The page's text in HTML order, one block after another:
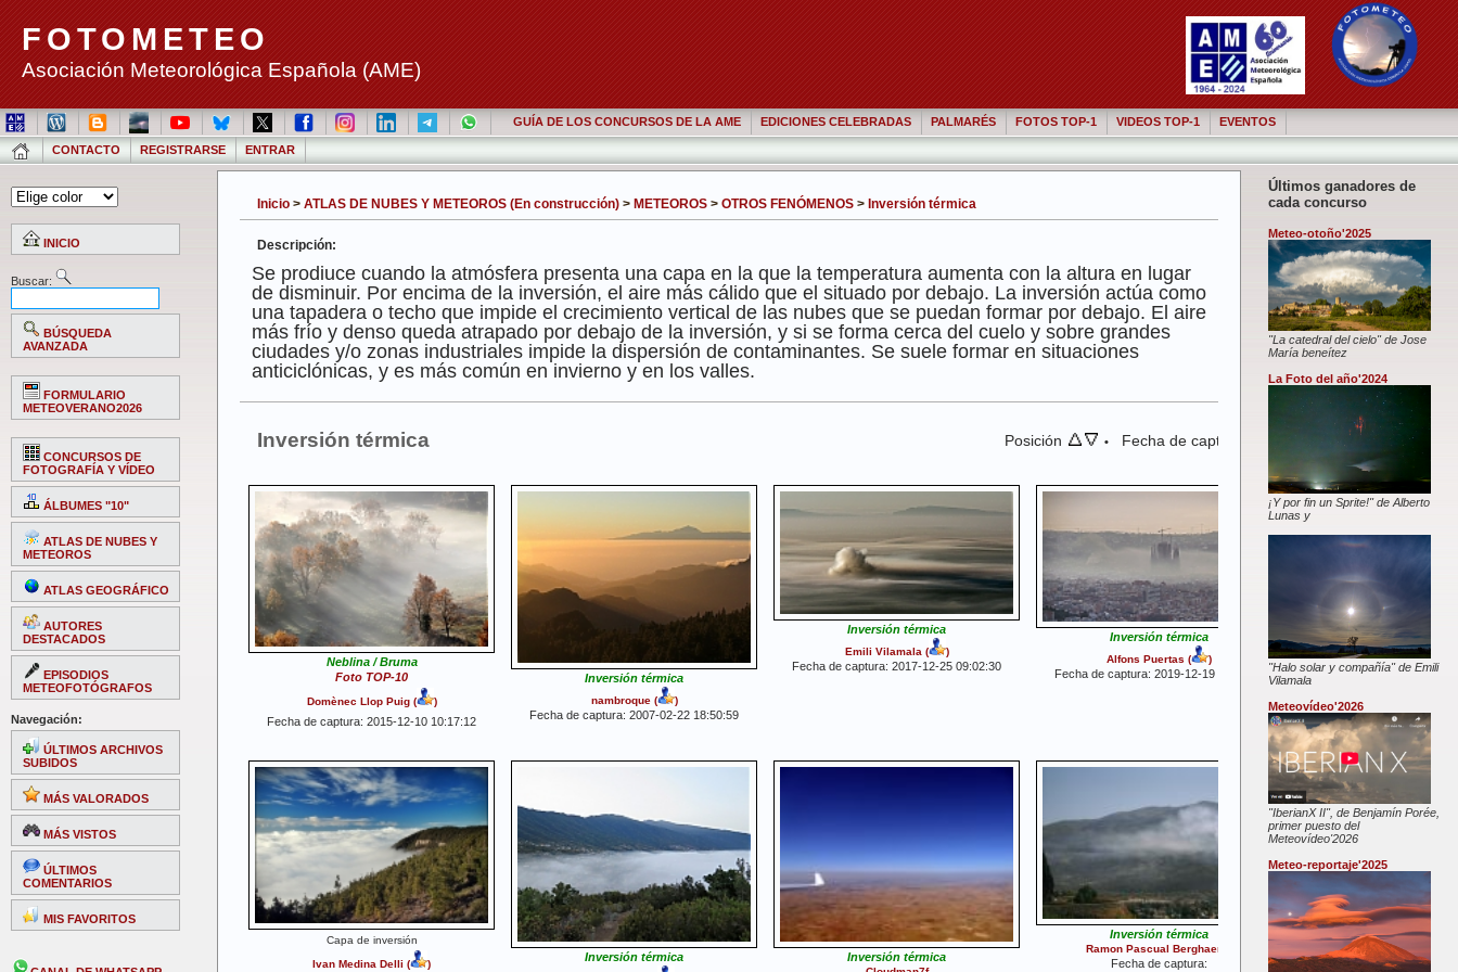
FOTOMETEO
Asociación Meteorológica Española (AME)
GUÍA DE LOS CONCURSOS DE LA AME EDICIONES CELEBRADAS PALMARÉS FOTOS TOP-1 VIDEOS TOP-1 EVENTOS
CONTACTO REGISTRARSE ENTRAR
INICIO
Buscar:
BÚSQUEDA
AVANZADA
FORMULARIO
METEOVERANO2026
CONCURSOS DE
FOTOGRAFÍA Y VÍDEO
ÁLBUMES "10"
ATLAS DE NUBES Y
METEOROS
ATLAS GEOGRÁFICO
AUTORES
DESTACADOS
EPISODIOS
METEOFOTÓGRAFOS
Navegación:
ÚLTIMOS ARCHIVOS
SUBIDOS
MÁS VALORADOS
MÁS VISTOS
ÚLTIMOS
COMENTARIOS
MIS FAVORITOS
Últimos ganadores de
cada concurso
Meteo-otoño'2025
"La catedral del cielo" de Jose
María beneítez
La Foto del año'2024
¡Y por fin un Sprite!" de Alberto
Lunas y
"Halo solar y compañía" de Emili
Vilamala
Meteovídeo'2026
"IberianX II", de Benjamín Porée,
primer puesto del
Meteovídeo'2026
Meteo-reportaje'2025
Inicio > ATLAS DE NUBES Y METEOROS (En construcción) > METEOROS > OTROS FENÓMENOS > Inversión térmica
Descripción:
Se prodiuce cuando la atmósfera presenta una capa en la que la temperatura aumenta con la altura en lugar
de disminuir. Por encima de la inversión, el aire más cálido que el situado por debajo. La inversión actúa como
una tapadera o techo que impide el crecimiento vertical de las nubes que se puedan formar por debajo. El aire
más frío y denso queda atrapado por debajo de la inversión, y si se forma cerca del cuelo y sobre grandes
ciudades y/o zonas industriales impide la dispersión de contaminantes. Se suele formar en situaciones
anticiclónicas, y es más común en invierno y en los valles.
Inversión térmica Posición • Fecha de captura
Neblina / Bruma
Foto TOP-10
Domènec Llop Puig( )
Fecha de captura: 2015-12-10 10:17:12
Inversión térmica
nambroque( )
Fecha de captura: 2007-02-22 18:50:59
Inversión térmica
Emili Vilamala ( )
Fecha de captura: 2017-12-25 09:02:30
Inversión térmica
Alfons Puertas ( )
Fecha de captura: 2019-12-19 07:17:43
Capa de inversión
Ivan Medina Delli ( )
Inversión térmica Inversión térmica
Inversión térmica
Ramon Pascual Berghaenel
Fecha de captura: